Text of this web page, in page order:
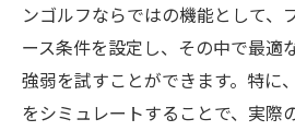
ンゴルフならではの機能として、
ース条件を設定し、その中で最適
強弱を試すことができます。特に
をシミュレートすることで、実際